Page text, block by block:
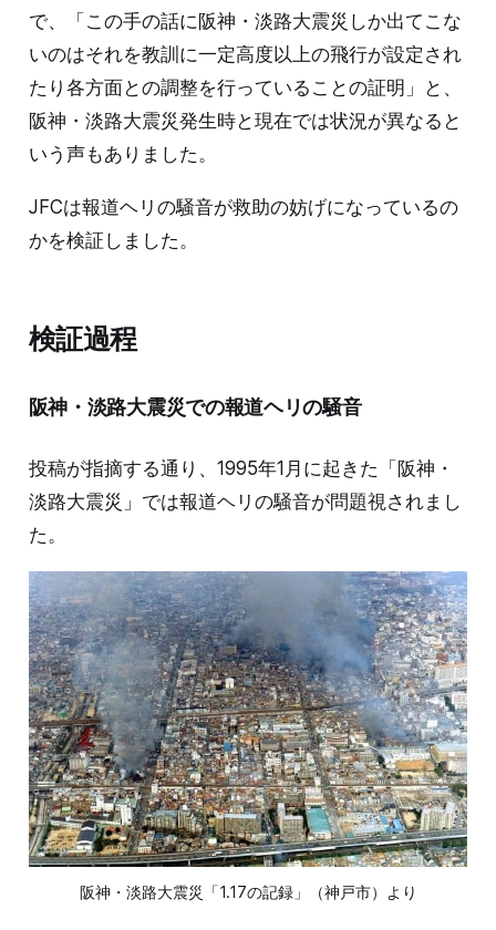
で、「この手の話に阪神・淡路大震災しか出てこな
いのはそれを教訓に一定高度以上の飛行が設定され
たり各方面との調整を行っていることの証明」と、
阪神・淡路大震災発生時と現在では状況が異なると
いう声もありました。
JFCは報道ヘリの騒音が救助の妨げになっているの
かを検証しました。
検証過程
阪神・淡路大震災での報道ヘリの騒音
投稿が指摘する通り、1995年1月に起きた「阪神・
淡路大震災」では報道ヘリの騒音が問題視されまし
た。
阪神・淡路大震災「1.17の記録」（神戸市）より